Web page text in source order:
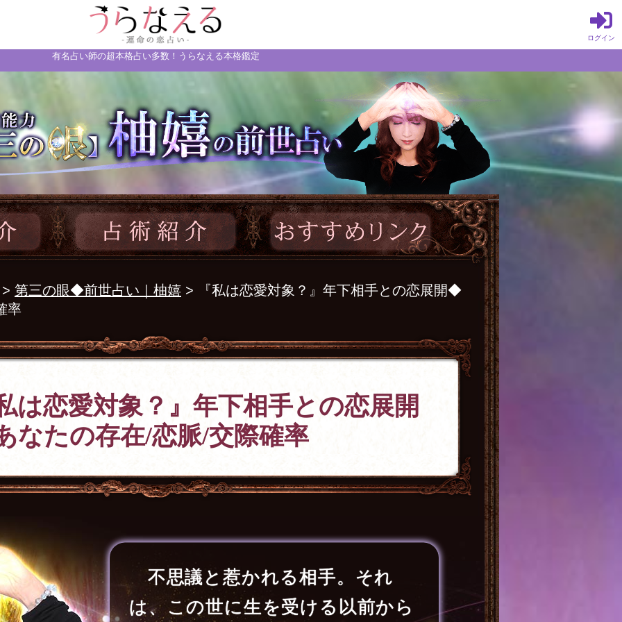
ログイン
有名占い師の超本格占い多数！うらなえる本格鑑定
第三の眼◆前世占い｜柚嬉 > 『私は恋愛対象？』年下相手との恋展開◆
率
は恋愛対象？』年下相手との恋展開
なたの存在/恋脈/交際確率
不思議と惹かれる相手。それ
は、この世に生を受ける以前から